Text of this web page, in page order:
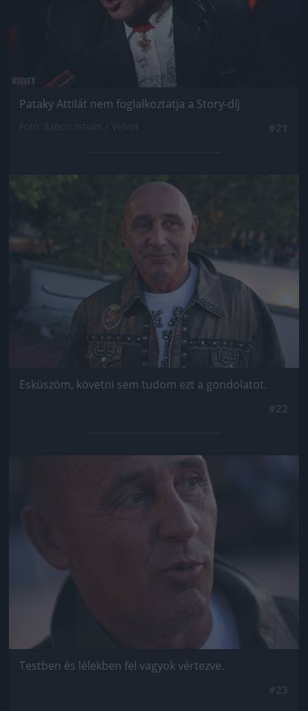
Pataky Attilát nem foglalkoztatja a Story-díj
Jön még kép!
Esküszöm, követni sem tudom ezt a gondolatot.
Jön még kép!
Testben és lélekben fel vagyok vértezve.